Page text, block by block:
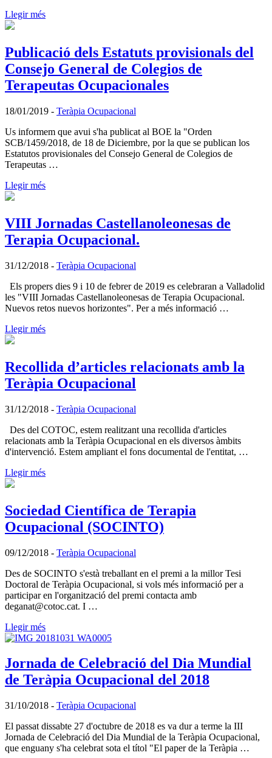
Llegir més
Publicació dels Estatuts provisionals del
Consejo General de Colegios de
Terapeutas Ocupacionales
18/01/2019 - Teràpia Ocupacional
Us informem que avui s'ha publicat al BOE la "Orden
SCB/1459/2018, de 18 de Diciembre, por la que se publican los
Estatutos provisionales del Consejo General de Colegios de
Terapeutas …
Llegir més
VIII Jornadas Castellanoleonesas de
Terapia Ocupacional.
31/12/2018 - Teràpia Ocupacional
Els propers dies 9 i 10 de febrer de 2019 es celebraran a Valladolid
les "VIII Jornadas Castellanoleonesas de Terapia Ocupacional.
Nuevos retos nuevos horizontes". Per a més informació …
Llegir més
Recollida d’articles relacionats amb la
Teràpia Ocupacional
31/12/2018 - Teràpia Ocupacional
Des del COTOC, estem realitzant una recollida d'articles
relacionats amb la Teràpia Ocupacional en els diversos àmbits
d'intervenció. Estem ampliant el fons documental de l'entitat, …
Llegir més
Sociedad Científica de Terapia
Ocupacional (SOCINTO)
09/12/2018 - Teràpia Ocupacional
Des de SOCINTO s'està treballant en el premi a la millor Tesi
Doctoral de Teràpia Ocupacional, si vols més informació per a
participar en l'organització del premi contacta amb
deganat@cotoc.cat. I …
Llegir més
Jornada de Celebració del Dia Mundial
de Teràpia Ocupacional del 2018
31/10/2018 - Teràpia Ocupacional
El passat dissabte 27 d'octubre de 2018 es va dur a terme la III
Jornada de Celebració del Dia Mundial de la Teràpia Ocupacional,
que enguany s'ha celebrat sota el títol "El paper de la Teràpia …